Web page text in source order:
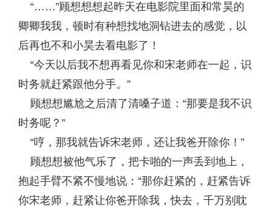
“……”顾想想想起昨天在电影院里面和常昊的
卿卿我我，顿时有种想找地洞钻进去的感觉，以
后再也不和小昊去看电影了！
“今天以后我不想再看见你和宋老师在一起，识
时务就赶紧跟他分手。”
顾想想尴尬之后清了清嗓子道：“那要是我不识
时务呢？”
“哼，那我就告诉宋老师，还让我爸开除你！”
顾想想被他气乐了，把卡啪的一声丢到地上，
抱起手臂不紧不慢地说：“那你赶紧的，赶紧告诉
你宋老师，赶紧让你爸开除我，快去，千万别耽